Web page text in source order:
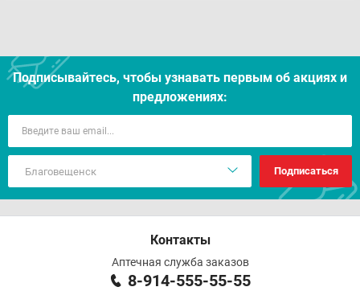
Подписывайтесь, чтобы узнавать первым об акцияx и
предложениях:
Подписаться
Контакты
Аптечная служба заказов
8-914-555-55-55